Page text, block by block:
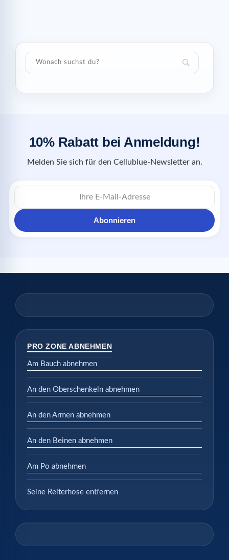
10% Rabatt bei Anmeldung!
Melden Sie sich für den Cellublue-Newsletter an.
Abonnieren
PRO ZONE ABNEHMEN
Am Bauch abnehmen
An den Oberschenkeln abnehmen
An den Armen abnehmen
An den Beinen abnehmen
Am Po abnehmen
Seine Reiterhose entfernen